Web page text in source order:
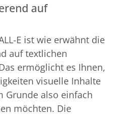
auf
E ist wie erwähnt die
auf textlichen
ermöglicht es Ihnen,
visuelle Inhalte
Grunde also einfach
möchten. Die